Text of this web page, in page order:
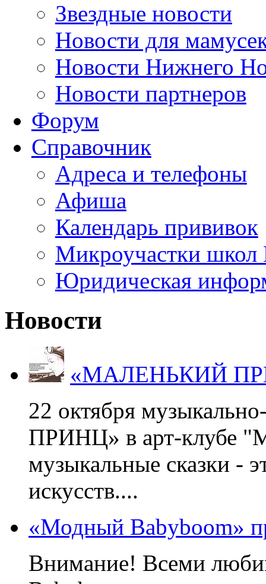
Звездные новости
Новости для
Новости Нижнего
Новости партнеров
Форум
Справочник
Адреса и телефоны
Афиша
Календарь прививок
Микроучастки школ
Юридическая
Новости
«МАЛЕНЬКИЙ
22 октября
ПРИНЦ» в арт-клубе
музыкальные сказки -
искусств....
«Модный Babyboom»
Внимание! Всеми